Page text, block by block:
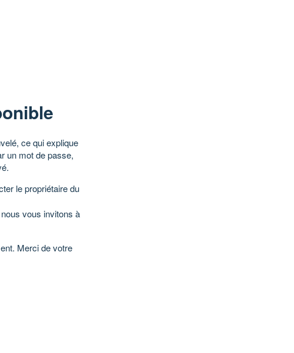
ce qui explique
un mot de passe,
le propriétaire du
vous invitons à
Merci de votre